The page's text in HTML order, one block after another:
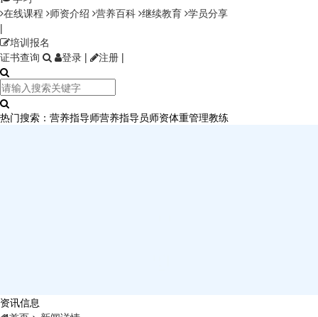
在线课程 师资介绍 营养百科 继续教育 学员分享
|
培训报名
证书查询
登录 | 注册 |
热门搜索： 营养指导师营养指导员师资体重管理教练
资讯信息